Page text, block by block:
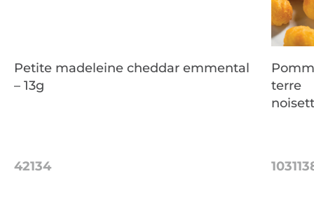
Petite madeleine cheddar emmental
– 13g
42134
terre